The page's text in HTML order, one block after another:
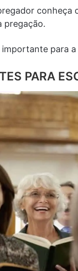
conheça
pregação.
importante para a
PARA